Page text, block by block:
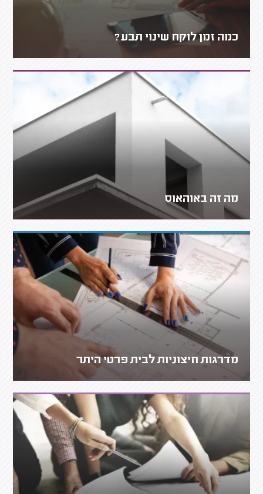
כמה זמן לוקח שינוי תבע?
מה זה באוהאוס
מדרגות חיצוניות לבית פרטי היתר